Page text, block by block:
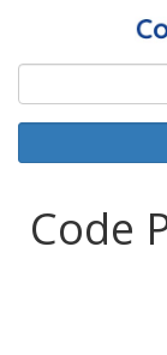
Code